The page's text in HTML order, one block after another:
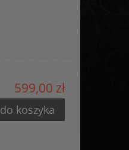
599,00 zł
do koszyka